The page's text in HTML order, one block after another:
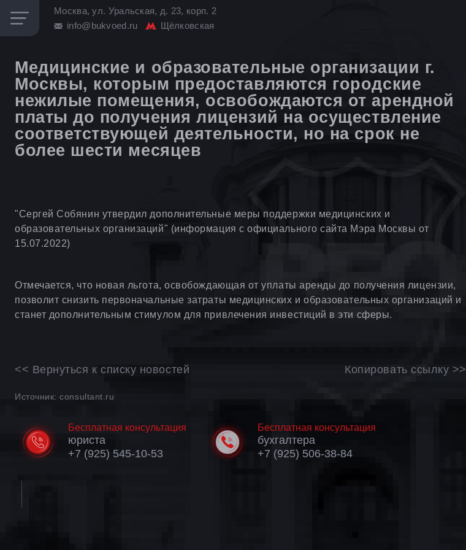
Москва, ул. Уральская, д. 23, корп. 2
info@bukvoed.ru
Щёлковская
Медицинские и образовательные организации г.
Москвы, которым предоставляются городские
нежилые помещения, освобождаются от арендной
платы до получения лицензий на осуществление
соответствующей деятельности, но на срок не
более шести месяцев
"Сергей Собянин утвердил дополнительные меры поддержки медицинских и
образовательных организаций" (информация с официального сайта Мэра Москвы от
15.07.2022)
Отмечается, что новая льгота, освобождающая от уплаты аренды до получения лицензии,
позволит снизить первоначальные затраты медицинских и образовательных организаций и
станет дополнительным стимулом для привлечения инвестиций в эти сферы.
Копировать ссылку >>
<< Вернуться к списку новостей
Источник: consultant.ru
Бесплатная консультация
юриста
+7 (925) 545-10-53
Бесплатная консультация
бухгалтера
+7 (925) 506-38-84